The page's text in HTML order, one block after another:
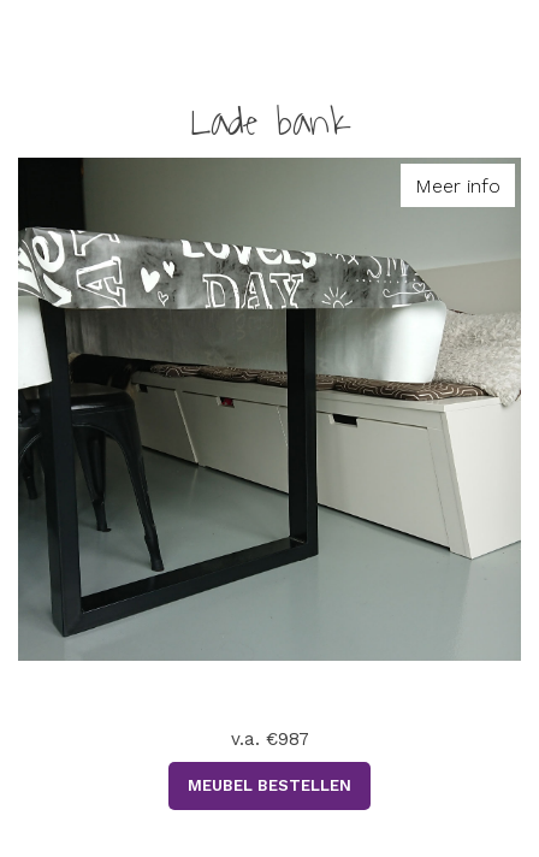
Lade bank
Meer info
v.a. €987
MEUBEL BESTELLEN